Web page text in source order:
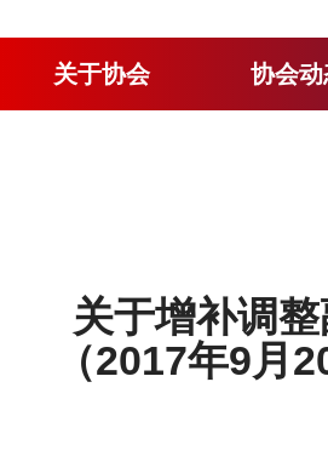
关于协会 协会动
关于增补调
（2017年9月